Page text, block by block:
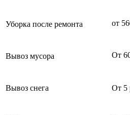
Уборка после ремонта от
Вывоз мусора От
Вывоз снега От 5